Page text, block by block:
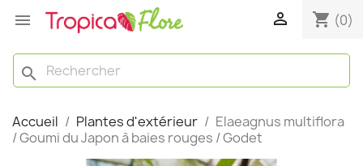
  shopping_cart (0)
search
Accueil Plantes d'extérieur
Elaeagnus multiflora
/ Goumi du Japon à baies rouges / Godet